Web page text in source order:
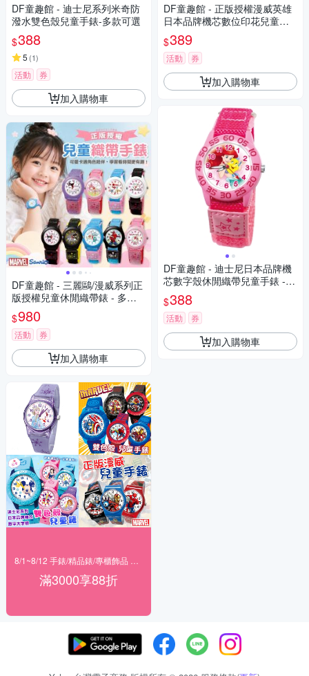
DF童趣館 - 迪士尼系列米奇防
潑水雙色殼兒童手錶-多款可選
$388
5 (1)
活動 券
加入購物車
DF童趣館 - 三麗鷗/漫威系列正
版授權兒童休閒織帶錶 - 多款
可選
$980
活動 券
加入購物車
滿3000享88折
DF童趣館 - 正版授權漫威英雄
日本品牌機芯數位印花兒童手
錶
$389
活動 券
加入購物車
DF童趣館 - 迪士尼日本品牌機
芯數字殼休閒織帶兒童手錶 -
多款可選
$388
活動 券
加入購物車